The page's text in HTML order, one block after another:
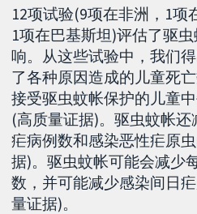
12项试验(9项在非洲，1项
1项在巴基斯坦)评估了驱
响。从这些试验中，我们
了各种原因造成的儿童死
接受驱虫蚊帐保护的儿童
(高质量证据)。驱虫蚊帐
疟病例数和感染恶性疟原
据)。驱虫蚊帐可能会减少
数，并可能减少感染间日
量证据)。